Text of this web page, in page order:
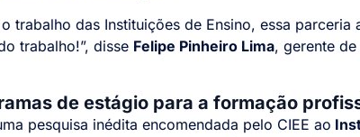
trabalho das Instituições de Ensino, essa
trabalho!”, disse Felipe Pinheiro Lima, gerente
de estágio para a formação
pesquisa inédita encomendada pelo CIEE ao